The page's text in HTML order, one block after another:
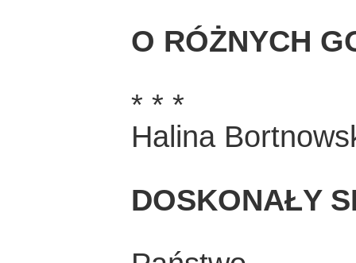
O RÓŻNYCH
* * *
Halina
DOSKONAŁY